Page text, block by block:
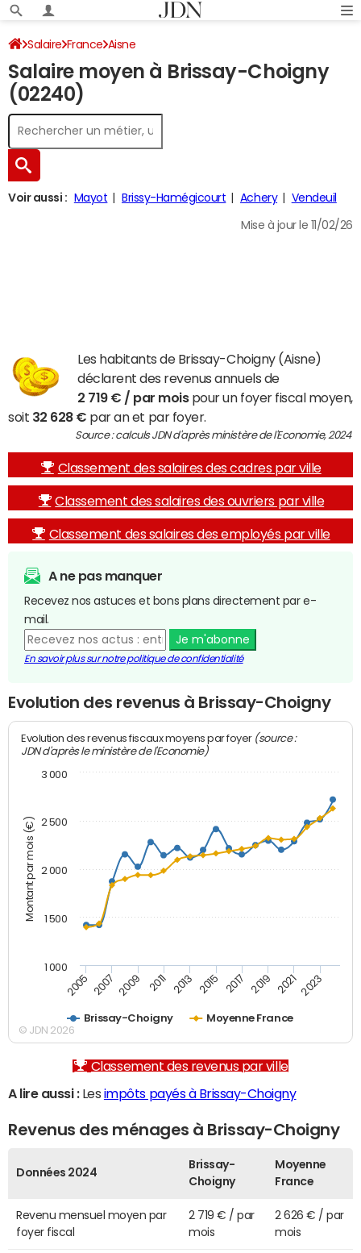
Salaire France Aisne
Salaire moyen à Brissay-Choigny
(02240)
Voir aussi : Mayot Brissy-Hamégicourt Achery Vendeuil
Mise à jour le 11/02/26
Les habitants de Brissay-Choigny (Aisne)
déclarent des revenus annuels de
2 719 € / par moispour un foyer fiscal moyen,
soit 32 628 € par an et par foyer.
Source : calculs JDN d'après ministère de l'Economie, 2024
Classement des salaires des cadres par ville
Classement des salaires des ouvriers par ville
Classement des salaires des employés par ville
A ne pas manquer
Recevez nos astuces et bons plans directement par e-
mail.
Je m'abonne
En savoir plus sur notre politique de confidentialité
Evolution des revenus à Brissay-Choigny
Montant par mois (€)
Evolution des revenus fiscaux moyens par foyer (source :
JDN d'après le ministère de l'Economie)
Brissay-Choigny Moyenne France
2005 2007 2009 2011 2013 2015 2017 2019 2021 2023
1 000
1 500
2 000
2 500
3 000
© JDN 2026
Classement des revenus par ville
A lire aussi :Les impôts payés à Brissay-Choigny
Revenus des ménages à Brissay-Choigny
Données 2024
Brissay-
Choigny
Moyenne
France
Revenu mensuel moyen par
foyer fiscal
2 719 € / par
mois
2 626 € / par
mois